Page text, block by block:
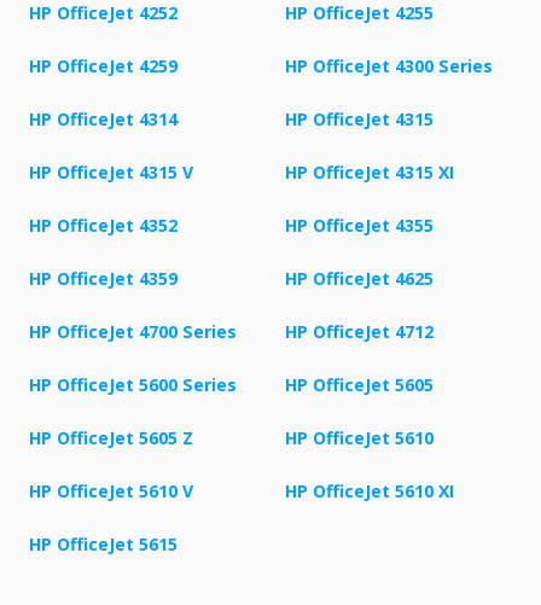
HP OfficeJet 4252 HP OfficeJet 4255
HP OfficeJet 4259 HP OfficeJet 4300 Series
HP OfficeJet 4314 HP OfficeJet 4315
HP OfficeJet 4315 V HP OfficeJet 4315 XI
HP OfficeJet 4352 HP OfficeJet 4355
HP OfficeJet 4359 HP OfficeJet 4625
HP OfficeJet 4700 Series HP OfficeJet 4712
HP OfficeJet 5600 Series HP OfficeJet 5605
HP OfficeJet 5605 Z HP OfficeJet 5610
HP OfficeJet 5610 V HP OfficeJet 5610 XI
HP OfficeJet 5615